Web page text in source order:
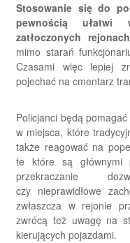
Stosowanie się do
pewnością ułatwi
zatłoczonych
mimo starań
Czasami więc lepiej
pojechać na cmentarz
Policjanci będą
w miejsca, które
także reagować na
te które są głównymi
przekraczanie
czy nieprawidłowe
zwłaszcza w rejonie
zwrócą też uwagę na
kierujących pojazdami.